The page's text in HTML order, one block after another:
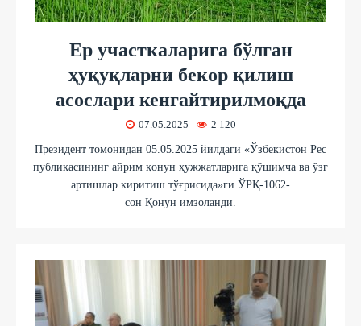
Ер участкаларига бўлган
ҳуқуқларни бекор қилиш
асослари кенгайтирилмоқда
07.05.2025 2 120
Президент томонидан 05.05.2025 йилдаги «Ўзбекистон Рес
публикасининг айрим қонун ҳужжатларига қўшимча ва ўзг
артишлар киритиш тўғрисида»ги ЎРҚ-1062-
сон Қонун имзоланди.